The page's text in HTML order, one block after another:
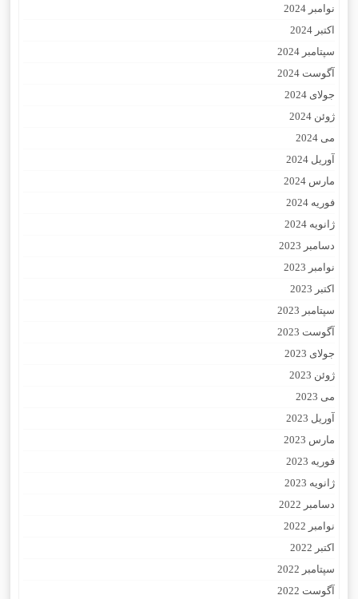
نوامبر 2024
اکتبر 2024
سپتامبر 2024
آگوست 2024
جولای 2024
ژوئن 2024
می 2024
آوریل 2024
مارس 2024
فوریه 2024
ژانویه 2024
دسامبر 2023
نوامبر 2023
اکتبر 2023
سپتامبر 2023
آگوست 2023
جولای 2023
ژوئن 2023
می 2023
آوریل 2023
مارس 2023
فوریه 2023
ژانویه 2023
دسامبر 2022
نوامبر 2022
اکتبر 2022
سپتامبر 2022
آگوست 2022